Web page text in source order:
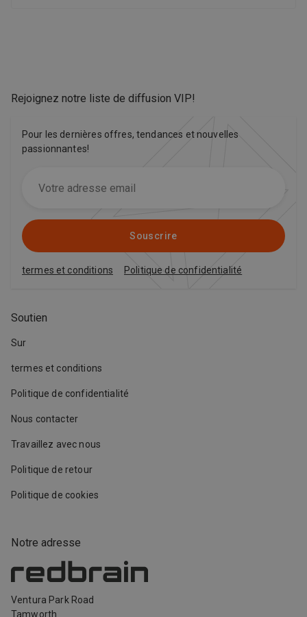
Notre adresse
Ventura Park Road
Tamworth
Soutien
Sur
termes et conditions
Politique de confidentialité
Nous contacter
Travaillez avec nous
Politique de retour
Politique de cookies
Rejoignez notre liste de diffusion VIP!
Pour les dernières offres, tendances et nouvelles
passionnantes!
Souscrire
termes et conditions Politique de confidentialité